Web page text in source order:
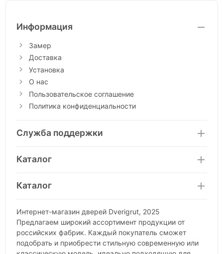
Информация
Замер
Доставка
Установка
О нас
Пользовательское соглашение
Политика конфиденциальности
Служба поддержки
Каталог
Каталог
Интернет-магазин дверей Dverigrut, 2025
Предлагаем широкий ассортимент продукции от
российских фабрик. Каждый покупатель сможет
подобрать и приобрести стильную современную или